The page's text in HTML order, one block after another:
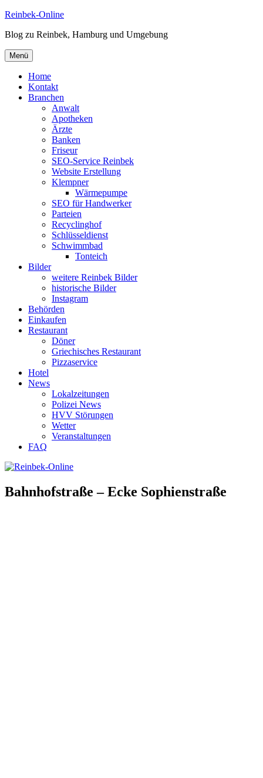
Zum
springen
Reinbek-Online
Blog zu Reinbek, Hamburg und Umgebung
Menü
Home
Kontakt
Branchen
Anwalt
Apotheken
Ärzte
Banken
Friseur
SEO-Service Reinbek
Website Erstellung
Klempner
Wärmepumpe
SEO für Handwerker
Parteien
Recyclinghof
Schlüsseldienst
Schwimmbad
Tonteich
Bilder
weitere Reinbek Bilder
historische Bilder
Instagram
Behörden
Einkaufen
Restaurant
Döner
Griechisches Restaurant
Pizzaservice
Hotel
News
Lokalzeitungen
Polizei News
HVV Störungen
Wetter
Veranstaltungen
FAQ
Bahnhofstraße – Ecke Sophienstraße